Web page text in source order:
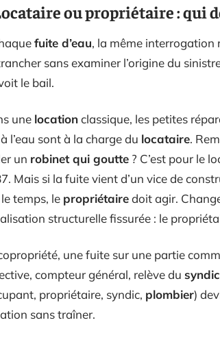
ou propriétaire : qui
fuite d’eau, la même interrogation
sans examiner l’origine du
le bail.
une locationclassique, les petites
l’eau sont à la charge du locataire.
un robinet qui goutte ? C’est pour le
Mais si la fuite vient d’un vice de
temps, le propriétairedoit agir.
structurelle fissurée : le
une fuite sur une partie
compteur général, relève du syndic
propriétaire, syndic, plombier)
sans traîner.